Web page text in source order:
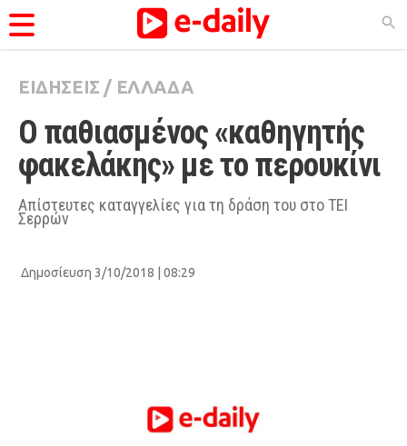
ΚΑΤΗΓΟΡΊΕΣ
Ειδήσεις
Θέματα
Videos
Podcasts
Viral
ΕΙΔΗΣΕΙΣ / ΕΛΛΑΔΑ
Ο παθιασμένος «καθηγητής
Απίστευτες καταγγελίες για τη δράση του στο ΤΕΙ
Σερρών
Δημοσίευση 3/10/2018 | 08:29